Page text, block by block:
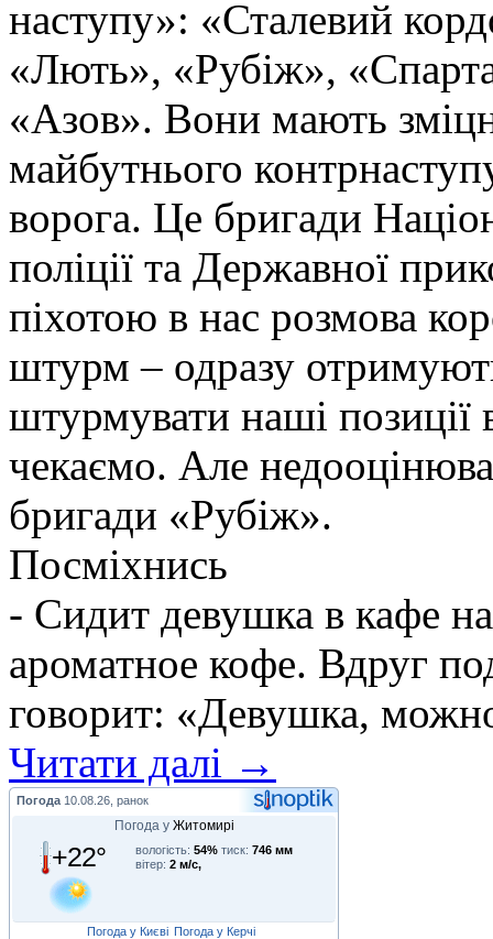
наступу»: «Сталевий
«Лють», «Рубіж»,
«Азов». Вони мають
майбутнього
ворога. Це бригади
поліції та Державної
піхотою в нас розмова
штурм – одразу
штурмувати наші позиції
чекаємо. Але
бригади «Рубіж».
Посміхнись
- Сидит девушка в кафе
ароматное кофе. Вдруг
говорит: «Девушка,
Читати далі →
Погода 10.08.26, ранок
Погода у Житомирі
+22° вологість: 54% тиск: 746 мм
вітер: 2 м/с,
Погода у Києві Погода у Керчі